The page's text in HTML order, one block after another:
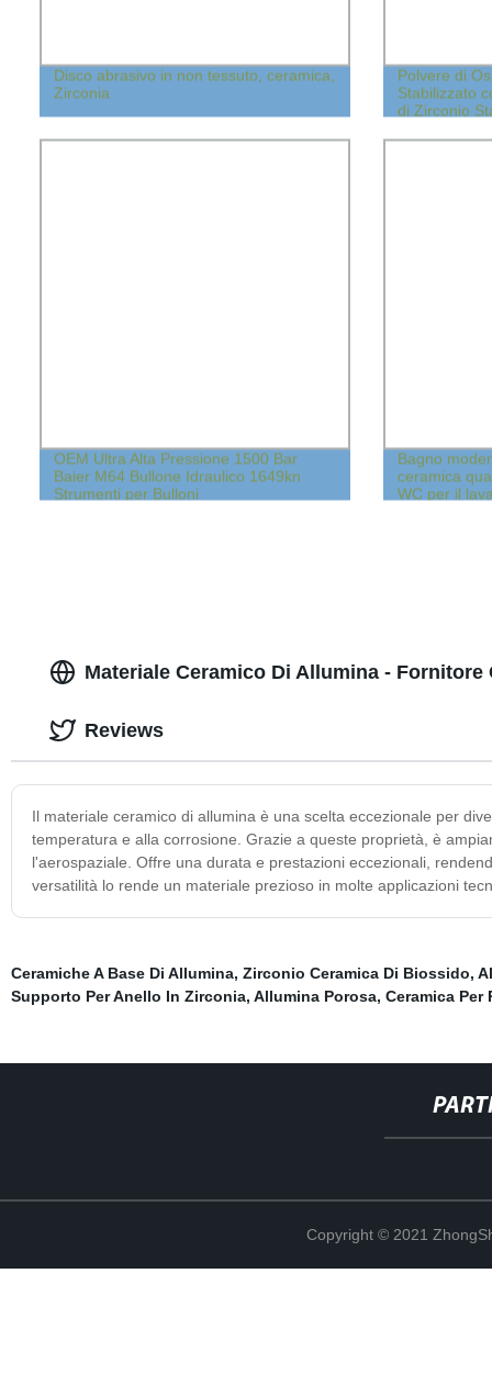
Disco abrasivo in non tessuto, ceramica,
Zirconia
Polvere di
Stabilizzato
di Zirconio
OEM Ultra Alta Pressione 1500 Bar
Baier M64 Bullone Idraulico 1649kn
Strumenti per Bulloni
Bagno
ceramica
WC per il
Materiale Ceramico Di Allumina - Fornitore
Il materiale ceramico di allumina è una scelta eccezionale per
temperatura e alla corrosione. Grazie a queste proprietà, è
l'aerospaziale. Offre una durata e prestazioni eccezionali,
versatilità lo rende un materiale prezioso in molte applicazioni
Reviews
Ceramiche A Base Di Allumina, Zirconio Ceramica Di Biossido,
Supporto Per Anello In Zirconia, Allumina Porosa, Ceramica
Copyright © 2021